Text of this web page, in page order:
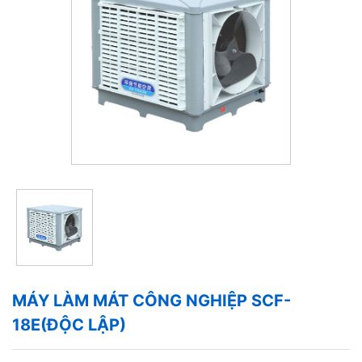
MÁY LÀM MÁT CÔNG NGHIỆP SCF-
18E(ĐỘC LẬP)